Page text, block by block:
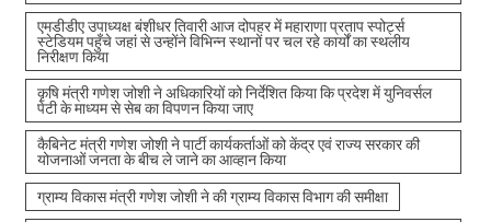
एमडीडीए उपाध्यक्ष बंशीधर तिवारी आज दोपहर में महाराणा प्रताप स्पोर्ट्स
स्टेडियम पहुँचे जहां से उन्होंने विभिन्न स्थानों पर चल रहे कार्यों का स्थलीय
निरीक्षण किया
कृषि मंत्री गणेश जोशी ने अधिकारियों को निर्देशित किया कि प्रदेश में युनिवर्सल
पेटी के माध्यम से सेब का विपणन किया जाए
कैबिनेट मंत्री गणेश जोशी ने पार्टी कार्यकर्ताओं को केंद्र एवं राज्य सरकार की
योजनाओं जनता के बीच ले जाने का आव्हान किया
ग्राम्य विकास मंत्री गणेश जोशी ने की ग्राम्य विकास विभाग की समीक्षा